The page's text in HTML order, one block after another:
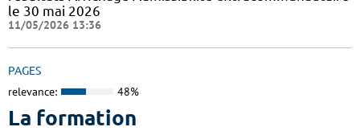
le 30 mai 2026
11/05/2026 13:36
PAGES
relevance: 48%
La formation